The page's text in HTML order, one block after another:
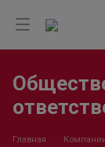
Главная